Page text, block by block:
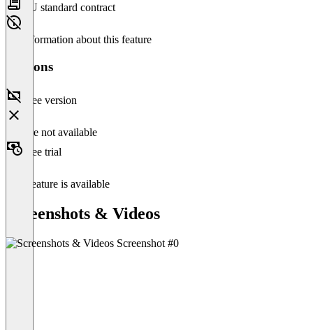
EU standard contract
No information about this feature
Versions
Free version
Feature not available
Free trial
This feature is available
Screenshots & Videos